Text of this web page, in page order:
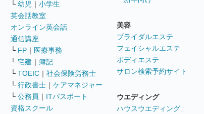
└ 幼児 ｜ 小学生
英会話教室
オンライン英会話
通信講座
└ FP ｜ 医療事務
└ 宅建 ｜ 簿記
└ TOEIC ｜ 社会保険労務士
└ 行政書士 ｜ ケアマネジャー
└ 公務員 ｜ ITパスポート
資格スクール
美容
ブライダルエステ
フェイシャルエステ
ボディエステ
サロン検索予約サイト
ウエディング
ハウスウエディング